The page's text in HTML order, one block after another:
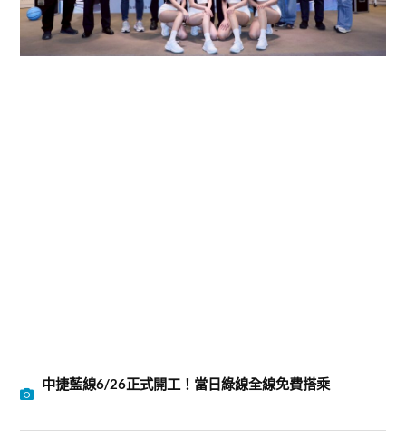
中捷藍線6/26正式開工！當日綠線全線免費搭乘